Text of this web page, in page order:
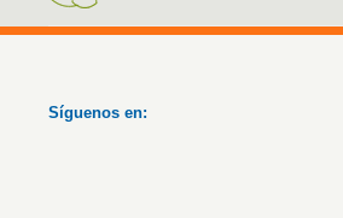
Síguenos en: